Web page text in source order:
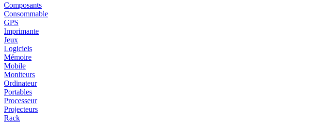
Composants
Consommable
GPS
Imprimante
Jeux
Logiciels
Mémoire
Mobile
Moniteurs
Ordinateur
Portables
Processeur
Projecteurs
Rack